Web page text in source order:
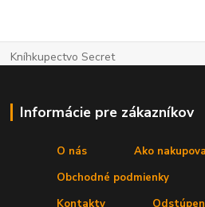
Kníhkupectvo Secret
Informácie pre zákazníkov
O nás
Ako
Obchodné podmienky
Kontakty